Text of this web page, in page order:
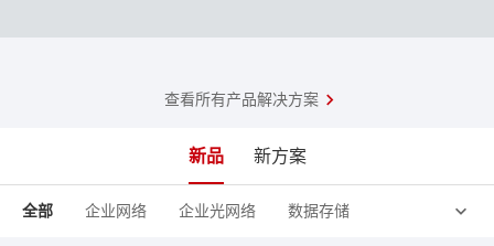
新品 新方案
查看所有产品解决方案
全部 企业网络 企业光网络 数据存储